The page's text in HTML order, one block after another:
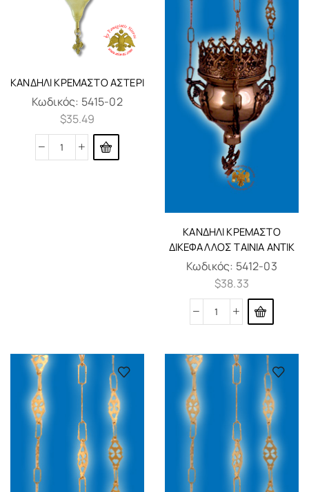
KΑΝΔΉΛΙ ΚΡΕΜΑΣΤΌ ΑΣΤΈΡΙ
Κωδικός: 5415-02
$35.49
KΑΝΔΉΛΙ ΚΡΕΜΑΣΤΌ
ΔΙΚΈΦΑΛΛΟΣ ΤΑΙΝΊΑ AΝΤΊΚ
Κωδικός: 5412-03
$38.33